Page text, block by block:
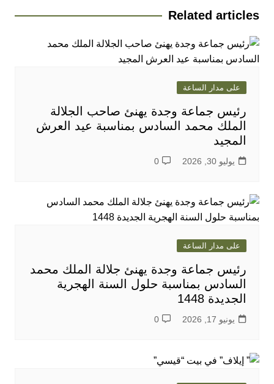
Related articles
على مدار الساعة
رئيس جماعة وجدة يهنئ صاحب الجلالة
الملك محمد السادس بمناسبة عيد العرش
المجيد
يوليو 30, 2026 0
على مدار الساعة
رئيس جماعة وجدة يهنئ جلالة الملك محمد
السادس بمناسبة حلول السنة الهجرية
الجديدة 1448
يونيو 17, 2026 0